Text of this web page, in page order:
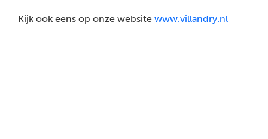
Kijk ook eens op onze website www.villandry.nl